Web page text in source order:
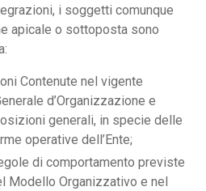
i soggetti comunque
apicale o sottoposta sono
Contenute nel vigente
d’Organizzazione e
generali, in specie delle
operative dell’Ente;
di comportamento previste
Modello Organizzativo e nel